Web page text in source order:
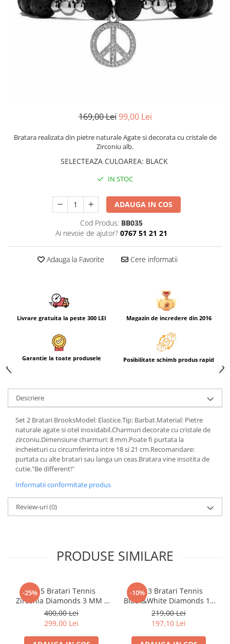
CERCEI
169,00 Lei 99,00 Lei
Bratara realizata din pietre naturale Agate si decorata cu cristale de
Zirconiu alb.
SELECTEAZA CULOAREA: BLACK
IN STOC
ADAUGA IN COS
Cod Produs: BB035
Ai nevoie de ajutor? 0767 51 21 21
Adauga la Favorite Cere informatii
Livrare gratuita la peste 300 LEI Magazin de incredere din 2016
Garantie la toate produsele Posibilitate schimb produs rapid
Descriere
Set 2 Bratari BrooksModel: Elastice.Tip: Barbat.Material: Pietre
naturale agate si otel inoxidabil.Charmuri decorate cu cristale de
zirconiu.Dimensiune charmuri: 8 mm.Poate fi purtata la
incheieturi cu circumferinta intre 18 si 21 cm.Recomandare:
purtata cu alte bratari sau langa un ceas.Bratara vine insotita de
cutie."Be different!"
Informatii conformitate produs
Review-uri(0)
PRODUSE SIMILARE
-25%
Set 5 Bratari Tennis
Zirconia Diamonds 3 MM /
19.5 CM
400,00 Lei
299,00 Lei
-10%
Set 3 Bratari Tennis
Black&White Diamonds 19
CM
219,00 Lei
197,10 Lei